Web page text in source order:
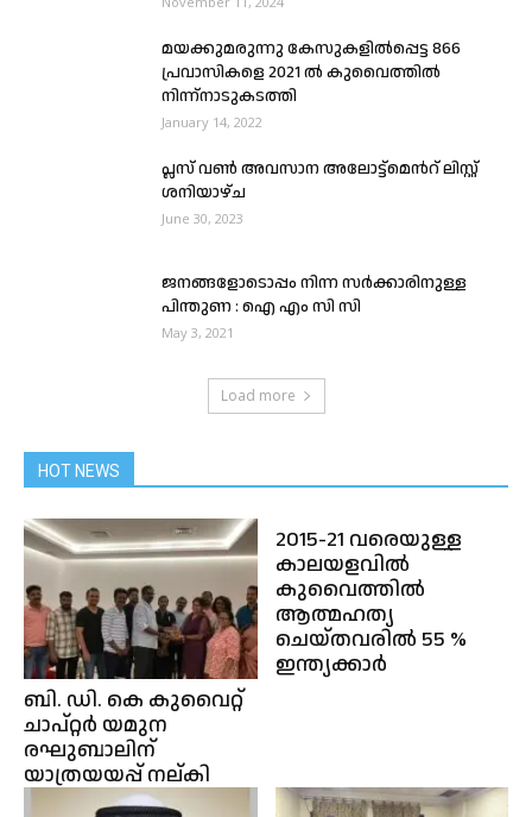
മയക്കുമരുന്നു കേസുകളിൽപ്പെട്ട 866
പ്രവാസികളെ 2021 ൽ കുവൈത്തിൽ
നിന്ന്നാടുകടത്തി
January 14, 2022
പ്ലസ് വൺ അവസാന അലോട്ട്‌മെന്‍റ് ലിസ്റ്റ്
ശനിയാഴ്ച
June 30, 2023
ജനങ്ങളോടൊപ്പം നിന്ന സർക്കാരിനുള്ള
പിന്തുണ : ഐ എം സി സി
May 3, 2021
Load more
HOT NEWS
ബി. ഡി. കെ കുവൈറ്റ്‌
ചാപ്റ്റർ യമുന
രഘുബാലിന്
യാത്രയയപ്പ് നല്കി
2015-21 വരെയുള്ള
കാലയളവിൽ
കുവൈത്തിൽ
ആത്മഹത്യ
ചെയ്തവരിൽ 55 %
ഇന്ത്യക്കാർ